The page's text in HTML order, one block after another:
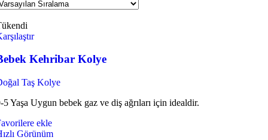
Kehribar Kolye
Taş Kolye
5 Yaşa Uygun bebek gaz ve diş ağrıları için idealdir.
ekle
Görünüm